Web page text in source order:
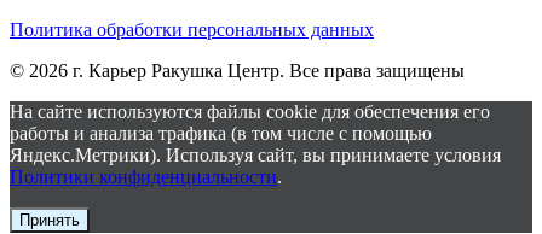
Политика обработки персональных данных
© 2026 г. Карьер Ракушка Центр. Все права защищены
На сайте используются файлы cookie для обеспечения его
работы и анализа трафика (в том числе с помощью
Яндекс.Метрики). Используя сайт, вы принимаете условия
Политики конфиденциальности.
Принять